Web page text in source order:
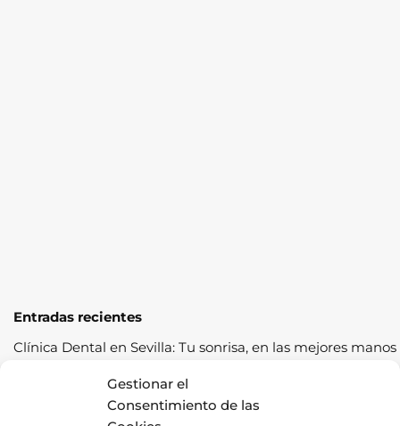
Gestionar el
Consentimiento de las
Entradas recientes
Clínica Dental en Sevilla: Tu sonrisa, en las mejores manos
Cómo pasar la ITV a la primera: guía completa con
consejos prácticos